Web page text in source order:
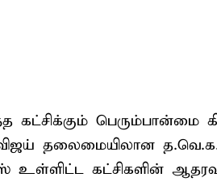
கட்சிக்கும் பெரும்பான்மை
தலைமையிலான
உள்ளிட்ட கட்சிகளின்